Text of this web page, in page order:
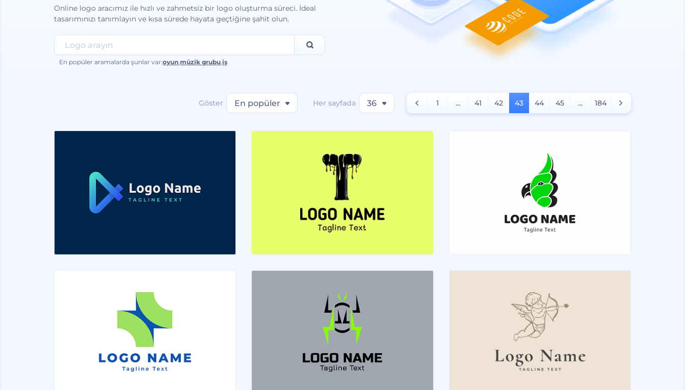
Online logo aracımız ile hızlı ve zahmetsiz bir logo oluşturma süreci. İdeal
tasarımınızı tanımlayın ve kısa sürede hayata geçtiğine şahit olun.
En popüler aramalarda şunlar var:oyun,müzik grubu,iş
Göster En popüler Her sayfada 36 1 ... 41 42 43 44 45 ... 184